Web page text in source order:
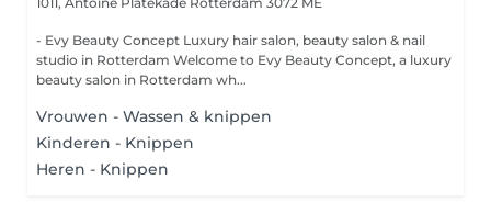
- Evy Beauty Concept Luxury hair salon, beauty salon & nail
studio in Rotterdam Welcome to Evy Beauty Concept, a luxury
beauty salon in Rotterdam wh...
Vrouwen - Wassen & knippen
Kinderen - Knippen
Heren - Knippen